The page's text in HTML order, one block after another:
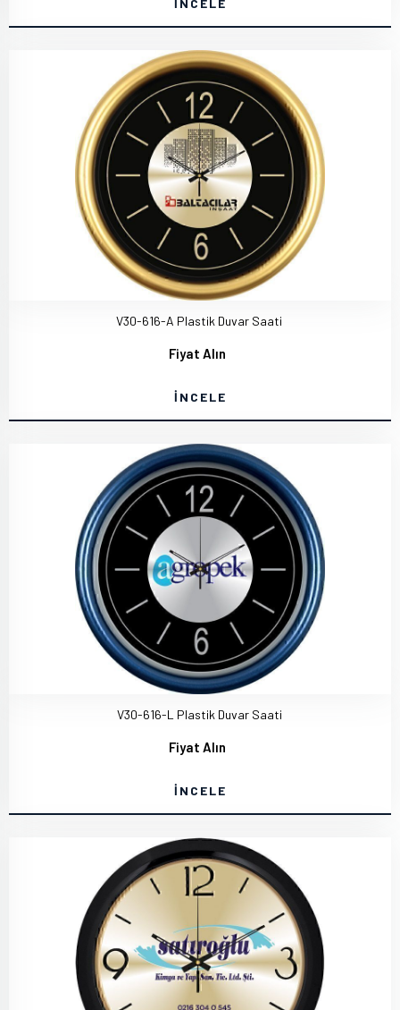
İNCELE
V30-616-A Plastik Duvar Saati
Fiyat Alın
İNCELE
V30-616-L Plastik Duvar Saati
Fiyat Alın
İNCELE